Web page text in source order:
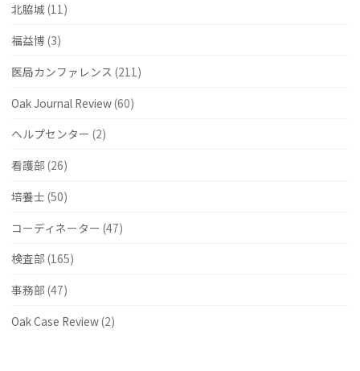
北脇城 (11)
福益博 (3)
医局カンファレンス (211)
Oak Journal Review(60)
ヘルプセンター (2)
看護部 (26)
培養士 (50)
コーディネーター (47)
検査部 (165)
事務部 (47)
Oak Case Review(2)